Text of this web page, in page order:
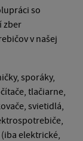
so
zber
v našej
sporáky,
tlačiarne,
svietidlá,
elektrické,